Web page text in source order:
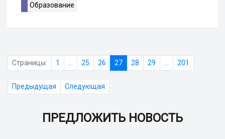
Образование
Страницы: 1 25 26 27 28 29 201
Предыдущая Следующая
ПРЕДЛОЖИТЬ НОВОСТЬ